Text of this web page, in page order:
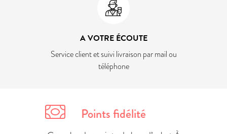
A VOTRE ÉCOUTE
Service client et suivi livraison par mail ou
téléphone
Points fidélité